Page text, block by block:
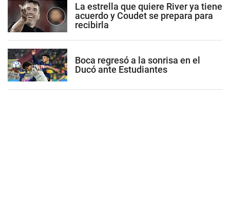
La estrella que quiere River ya tiene
acuerdo y Coudet se prepara para
recibirla
Boca regresó a la sonrisa en el
Ducó ante Estudiantes